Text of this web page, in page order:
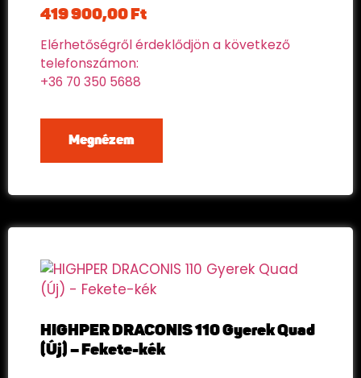
419 900,00 Ft
Elérhetőségről érdeklődjön a következő
telefonszámon:
+36 70 350 5688
Megnézem
HIGHPER DRACONIS 110 Gyerek Quad
(Új) – Fekete-kék